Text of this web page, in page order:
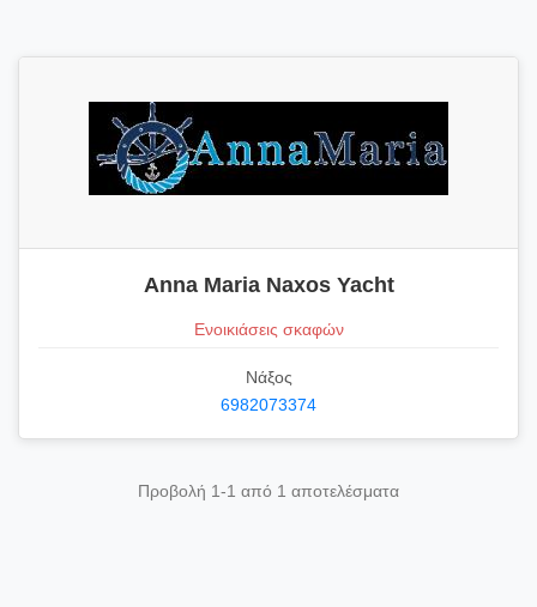
Anna Maria Naxos Yacht
Ενοικιάσεις σκαφών
Νάξος
6982073374
Προβολή 1-1 από 1 αποτελέσματα